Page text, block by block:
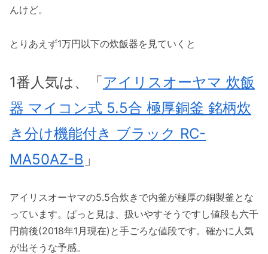
んけど。
とりあえず1万円以下の炊飯器を見ていくと
1番人気は、「アイリスオーヤマ 炊飯
器 マイコン式 5.5合 極厚銅釜 銘柄炊
き分け機能付き ブラック RC-
MA50AZ-B 」
アイリスオーヤマの5.5合炊きで内釜が極厚の銅製釜とな
っています。ぱっと見は、扱いやすそうですし値段も六千
円前後(2018年1月現在)と手ごろな値段です。確かに人気
が出そうな予感。